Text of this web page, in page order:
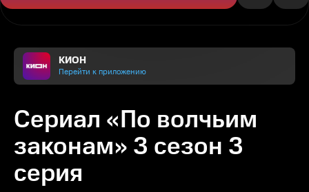
КИОН
Перейти к приложению
Сериал «По волчьим
законам» 3 сезон 3
серия